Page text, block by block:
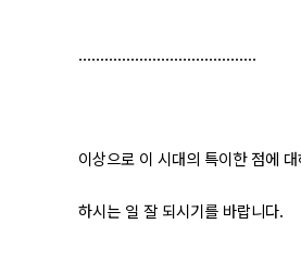
.........................................
이상으로 이 시대의 특이한 점에
하시는 일 잘 되시기를 바랍니다.